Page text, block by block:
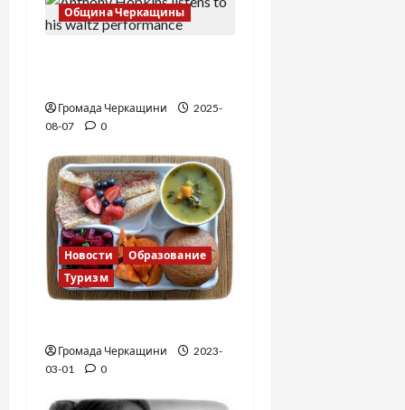
Община Черкащины
Громада Черкащини
2025-
08-07
0
Новости
Образование
Туризм
Громада Черкащини
2023-
03-01
0